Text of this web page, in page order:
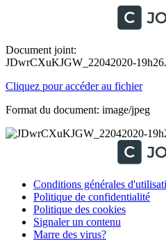
Document joint:
JDwrCXuKJGW_22042020-
Cliquez pour accéder au fichier
Format du document: image/jpeg
Conditions générales
Politique de confidentialité
Politique des cookies
Signaler un contenu
Marre des virus?